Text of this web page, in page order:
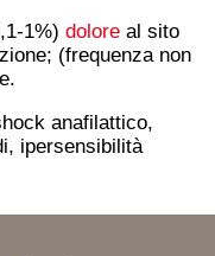
1%) dolore al sito
(frequenza non
anafilattico,
ipersensibilità